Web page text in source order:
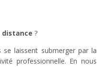
?
se laissent submerger par la
professionnelle. En nous